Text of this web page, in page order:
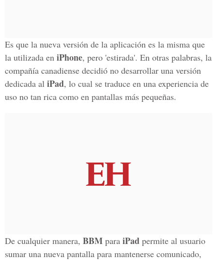
Es que la nueva versión de la aplicación es la misma que
la utilizada en iPhone, pero 'estirada'. En otras palabras, la
compañía canadiense decidió no desarrollar una versión
dedicada al iPad, lo cual se traduce en una experiencia de
uso no tan rica como en pantallas más pequeñas.
De cualquier manera, BBM para iPad permite al usuario
sumar una nueva pantalla para mantenerse comunicado,